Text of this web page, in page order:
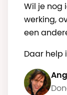
Wil je nog
werking,
een
Daar help